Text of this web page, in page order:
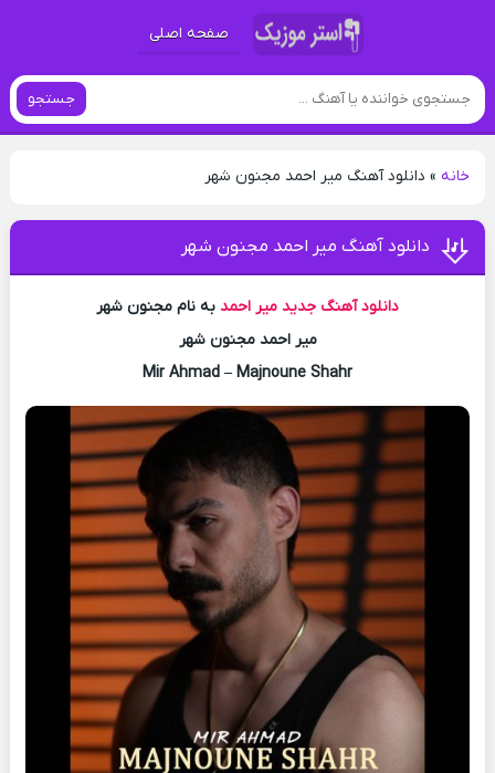
صفحه اصلی
جستجو
خانه» دانلود آهنگ میر احمد مجنون شهر
دانلود آهنگ میر احمد مجنون شهر
دانلود آهنگ جدید میر احمد به نام مجنون شهر
میر احمد مجنون شهر
Mir Ahmad – Majnoune Shahr